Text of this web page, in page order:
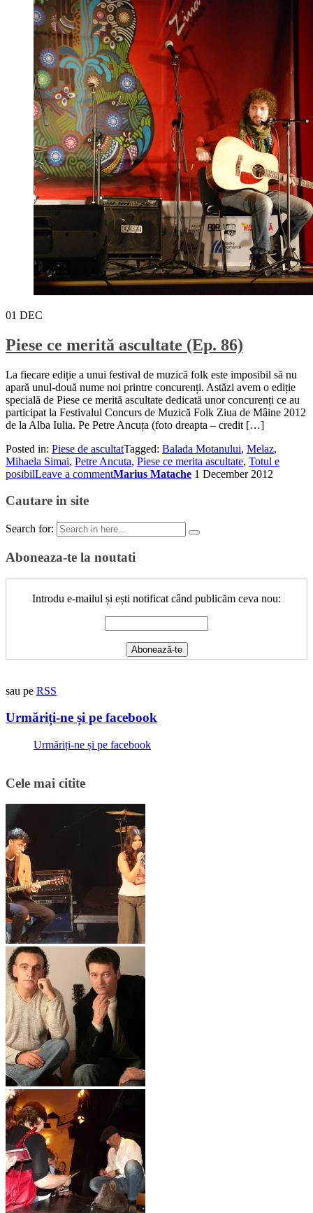
01 DEC
Piese ce merită ascultate (Ep. 86)
La fiecare ediție a unui festival de muzică folk este imposibil să nu
apară unul-două nume noi printre concurenți. Astăzi avem o ediție
specială de Piese ce merită ascultate dedicată unor concurenți ce au
participat la Festivalul Concurs de Muzică Folk Ziua de Mâine 2012
de la Alba Iulia. Pe Petre Ancuța (foto dreapta – credit […]
Posted in: Piese de ascultatTagged: Balada Motanului, Melaz,
Mihaela Simai, Petre Ancuta, Piese ce merita ascultate, Totul e
posibilLeave a commentMarius Matache 1 December 2012
Cautare in site
Search for:
Aboneaza-te la noutati
Introdu e-mailul și ești notificat când publicăm ceva nou:
sau pe RSS
Urmăriți-ne și pe facebook
Urmăriți-ne și pe facebook
Cele mai citite